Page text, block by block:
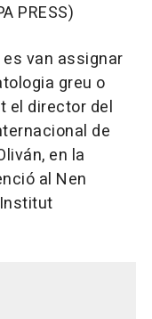
PRESS)
van assignar
greu o
el director del
de
en la
al Nen